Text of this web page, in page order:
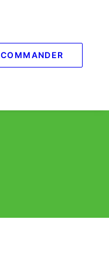
COMMANDER